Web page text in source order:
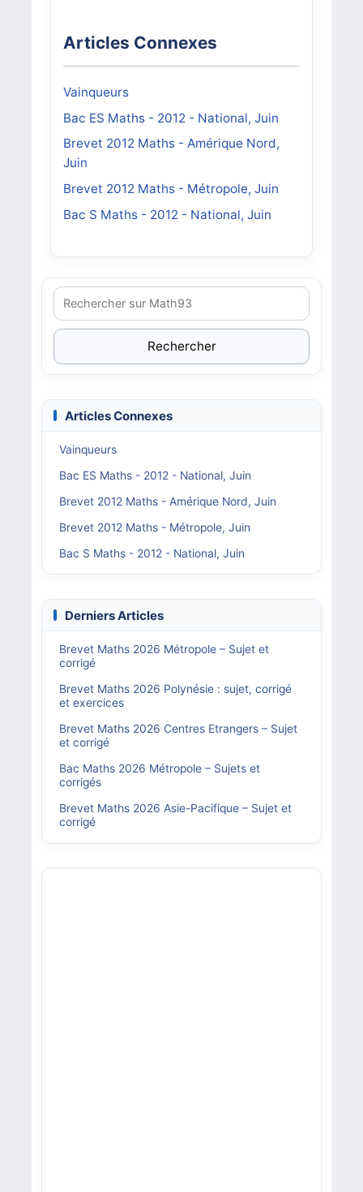
Articles Connexes
Vainqueurs
Bac ES Maths - 2012 - National, Juin
Brevet 2012 Maths - Amérique Nord,
Juin
Brevet 2012 Maths - Métropole, Juin
Bac S Maths - 2012 - National, Juin
Rechercher
Articles Connexes
Vainqueurs
Bac ES Maths - 2012 - National, Juin
Brevet 2012 Maths - Amérique Nord, Juin
Brevet 2012 Maths - Métropole, Juin
Bac S Maths - 2012 - National, Juin
Derniers Articles
Brevet Maths 2026 Métropole – Sujet et
corrigé
Brevet Maths 2026 Polynésie : sujet, corrigé
et exercices
Brevet Maths 2026 Centres Etrangers – Sujet
et corrigé
Bac Maths 2026 Métropole – Sujets et
corrigés
Brevet Maths 2026 Asie-Pacifique – Sujet et
corrigé